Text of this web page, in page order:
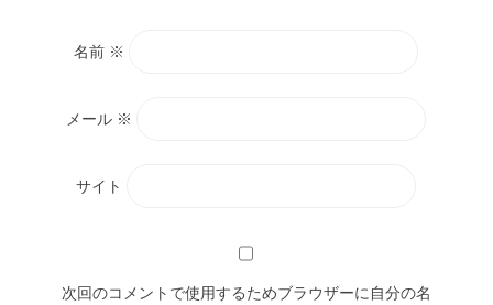
名前 ※
メール ※
サイト
次回のコメントで使用するためブラウザーに自分の名